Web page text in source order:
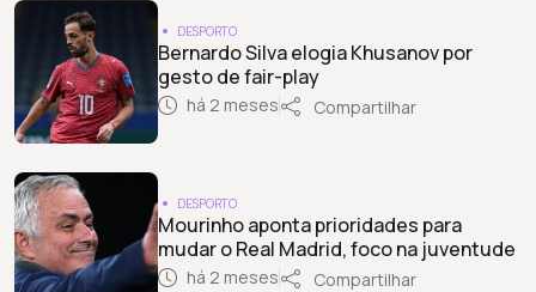
DESPORTO
Bernardo Silva elogia Khusanov por
gesto de fair-play
há 2 meses Compartilhar
DESPORTO
Mourinho aponta prioridades para
mudar o Real Madrid, foco na juventude
há 2 meses Compartilhar